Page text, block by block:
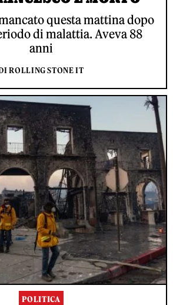
questa mattina dopo
di malattia. Aveva 88
anni
ROLLING STONE IT
POLITICA